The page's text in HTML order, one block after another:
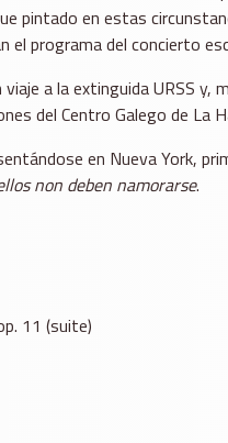
pintado en estas
programa del concierto
a la extinguida URSS y,
del Centro Galego de La
en Nueva York,
non deben namorarse.
11 (suite)